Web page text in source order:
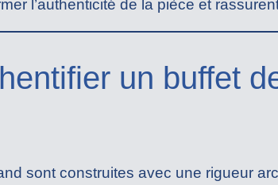
l’authenticité de la pièce et
un buffet
sont construites avec une rigueur